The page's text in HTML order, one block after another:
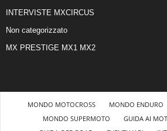
INTERVISTE MXCIRCUS
Non categorizzato
MX PRESTIGE MX1 MX2
MONDO MOTOCROSS MONDO ENDURO
MONDO SUPERMOTO
GUIDA AI